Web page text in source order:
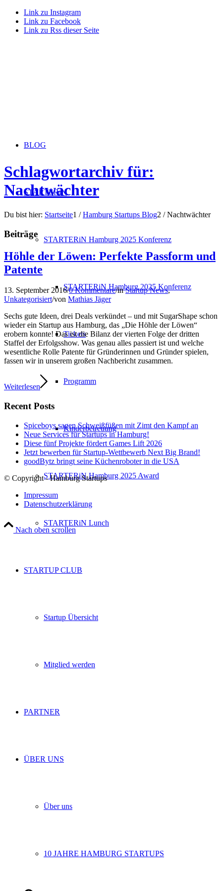
Link zu Instagram
Link zu Facebook
Link zu Rss dieser Seite
BLOG
STARTERiN
STARTERiN Hamburg 2025 Konferenz
STARTERiN Hamburg 2025 Konferenz
Tickets
Programm
Kinderbetreuung
STARTERiN Hamburg 2025 Award
STARTERiN Lunch
STARTUP CLUB
Startup Übersicht
Mitglied werden
PARTNER
ÜBER UNS
Über uns
10 JAHRE HAMBURG STARTUPS
Schlagwortarchiv für:
Nachtwächter
Du bist hier: Startseite1 / Hamburg Startups Blog2 / Nachtwächter
Beiträge
Höhle der Löwen: Perfekte Passform und
Patente
13. September 2016/0 Kommentare/inStartup News,
Unkategorisiert/von Mathias Jäger
Sechs gute Ideen, drei Deals verkündet – und mit SugarShape schon
wieder ein Startup aus Hamburg, das „Die Höhle der Löwen“
erobern konnte! Das ist die Bilanz der vierten Folge der dritten
Staffel der Erfolgsshow. Was genau alles passiert ist und welche
wesentliche Rolle Patente für Gründerinnen und Gründer spielen,
fassen wir in unserem großen Nachbericht zusammen.
Weiterlesen
Recent Posts
Spiceboys sagen Schweißfüßen mit Zimt den Kampf an
Neue Services für Startups in Hamburg!
Diese fünf Projekte fördert Games Lift 2026
Jetzt bewerben für Startup-Wettbewerb Next Big Brand!
goodBytz bringt seine Küchenroboter in die USA
© Copyright - Hamburg Startups
Impressum
Datenschutzerklärung
Nach oben scrollen